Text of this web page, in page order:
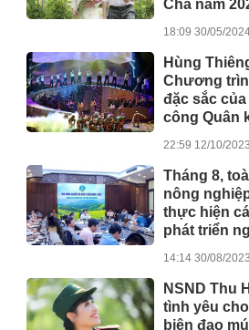
Cha năm
18:09 30/05/
Hùng
Chương
đặc sắc
công Quân
22:59 12/10/2023
Tháng 8,
nông
thực hiện
phát triển
14:14 30/08/2023
NSND Thu
tình yêu
biên đạo